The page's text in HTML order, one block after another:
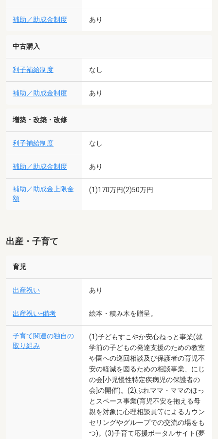
補助／助成金制度 あり
中古購入
利子補給制度 なし
補助／助成金制度 あり
増築・改築・改修
利子補給制度 なし
補助／助成金制度 あり
補助／助成金上限金
額
(1)170万円(2)50万円
出産・子育て
育児
出産祝い あり
出産祝い-備考 絵本・積み木を贈呈。
子育て関連の独自の
取り組み
(1)子どもすこやか安心ねっと事業(就
学前の子どもの発達支援のための教室
や園への巡回相談及び保護者の育児不
安の軽減を図るための相談事業、にじ
の会[小児慢性特定疾病児の保護者の
会]の開催)。(2)ぷれママ・ママのほっ
とスペース事業(育児不安を抱える母
親を対象に心理相談員等によるカウン
セリングやグループでの交流の場をも
つ)。(3)子育て応援ポータルサイト(夢